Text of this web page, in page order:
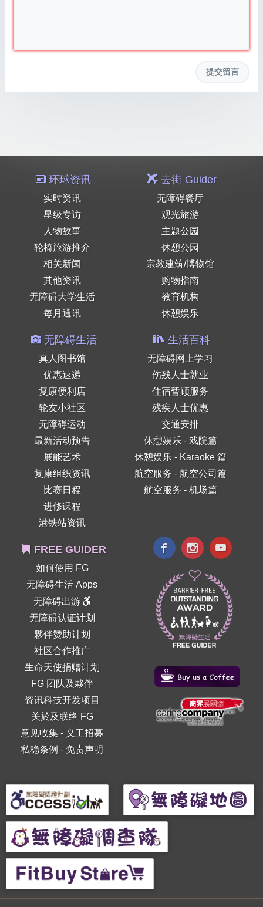
环球资讯
实时资讯
星级专访
人物故事
轮椅旅游推介
相关新闻
其他资讯
无障碍大学生活
每月通讯
去街 Guider
无障碍餐厅
观光旅游
主题公园
休憩公园
宗教建筑/博物馆
购物指南
教育机构
休憩娱乐
无障碍生活
真人图书馆
优惠速递
复康便利店
轮友小社区
无障碍运动
最新活动预告
展能艺术
复康组织资讯
比赛日程
进修课程
港铁站资讯
生活百科
无障碍网上学习
伤残人士就业
住宿暂顾服务
残疾人士优惠
交通安排
休憩娱乐 - 戏院篇
休憩娱乐 - Karaoke 篇
航空服务 - 航空公司篇
航空服务 - 机场篇
FREE GUIDER
如何使用 FG
无障碍生活 Apps
无障碍出游
无障碍认证计划
夥伴赞助计划
社区合作推广
生命天使捐赠计划
FG 团队及夥伴
资讯科技开发项目
关於及联络 FG
意见收集 - 义工招募
私稳条例 - 免责声明